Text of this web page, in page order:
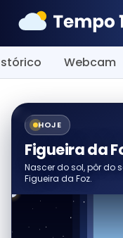
Webcam
HOJE
Figueira da
Nascer do sol, pôr do
Figueira da Foz.